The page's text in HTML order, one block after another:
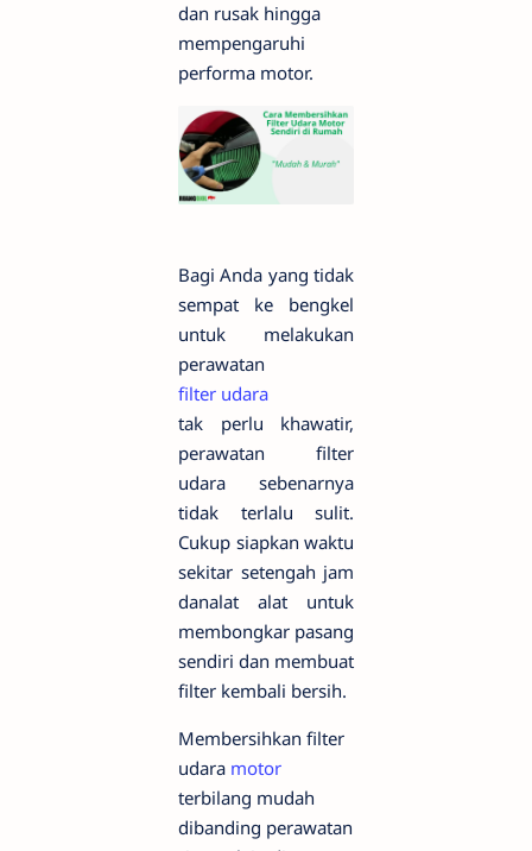
dan rusak hingga
mempengaruhi
performa motor.
Bagi Anda yang tidak
sempat ke bengkel
untuk melakukan
perawatan
filter udara
tak perlu khawatir,
perawatan filter
udara sebenarnya
tidak terlalu sulit.
Cukup siapkan waktu
sekitar setengah jam
danalat alat untuk
membongkar pasang
sendiri dan membuat
filter kembali bersih.
Membersihkan filter
udara motor
terbilang mudah
dibanding perawatan